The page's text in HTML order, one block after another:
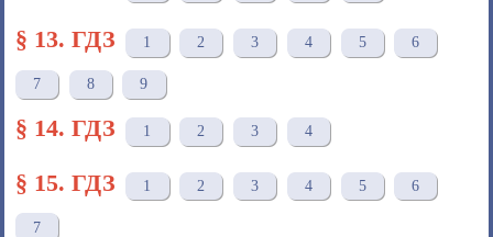
§ 13. ГДЗ 1 2 3 4 5 6
7 8 9
§ 14. ГДЗ 1 2 3 4
§ 15. ГДЗ 1 2 3 4 5 6
7